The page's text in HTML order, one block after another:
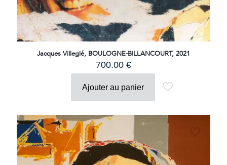
Jacques Villeglé, BOULOGNE-BILLANCOURT, 2021
700.00 €
Ajouter au panier